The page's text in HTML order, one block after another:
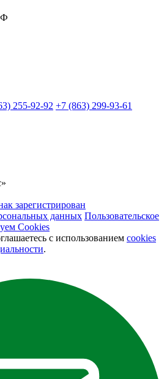
255-92-92 +7 (863) 299-93-61
зарегистрирован
данных Пользовательское
Cookies
с использованием cookies
.